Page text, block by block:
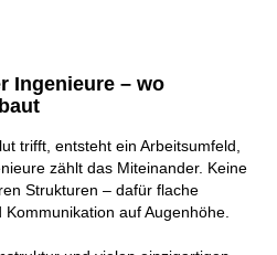
Ingenieure – wo
trifft, entsteht ein Arbeitsumfeld,
zählt das Miteinander. Keine
Strukturen – dafür flache
auf Augenhöhe.